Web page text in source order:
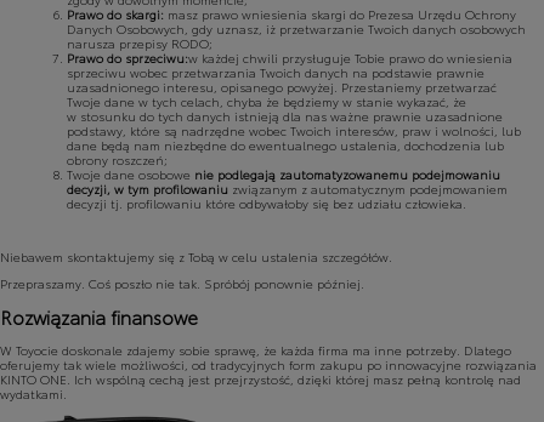
Prawo do skargi: masz prawo wniesienia skargi do Prezesa Urzędu Ochrony
Danych Osobowych, gdy uznasz, iż przetwarzanie Twoich danych osobowych
narusza przepisy RODO;
Prawo do sprzeciwu:w każdej chwili przysługuje Tobie prawo do wniesienia
sprzeciwu wobec przetwarzania Twoich danych na podstawie prawnie
uzasadnionego interesu, opisanego powyżej. Przestaniemy przetwarzać
Twoje dane w tych celach, chyba że będziemy w stanie wykazać, że
w stosunku do tych danych istnieją dla nas ważne prawnie uzasadnione
podstawy, które są nadrzędne wobec Twoich interesów, praw i wolności, lub
dane będą nam niezbędne do ewentualnego ustalenia, dochodzenia lub
obrony roszczeń;
Twoje dane osobowe nie podlegają zautomatyzowanemu podejmowaniu
decyzji, w tym profilowaniu związanym z automatycznym podejmowaniem
decyzji tj. profilowaniu które odbywałoby się bez udziału człowieka.
Niebawem skontaktujemy się z Tobą w celu ustalenia szczegółów.
Przepraszamy. Coś poszło nie tak. Spróbój ponownie później.
Rozwiązania finansowe
W Toyocie doskonale zdajemy sobie sprawę, że każda firma ma inne potrzeby. Dlatego
oferujemy tak wiele możliwości, od tradycyjnych form zakupu po innowacyjne rozwiązania
KINTO ONE. Ich wspólną cechą jest przejrzystość, dzięki której masz pełną kontrolę nad
wydatkami.